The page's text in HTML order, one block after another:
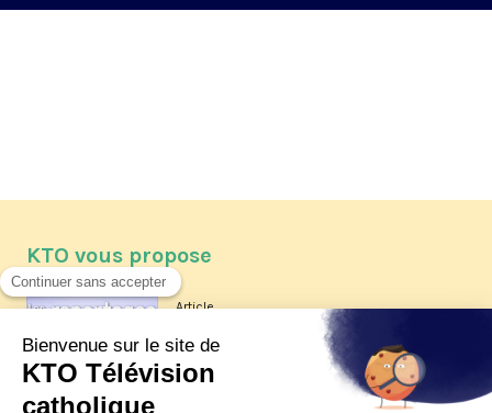
KTO vous propose
Article
Les reportages d'été 2026 de KTO